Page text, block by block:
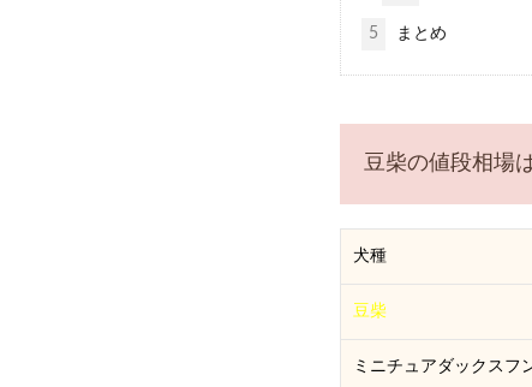
5 まとめ
豆柴の値段相場
犬種
豆柴
ミニチュアダックスフ